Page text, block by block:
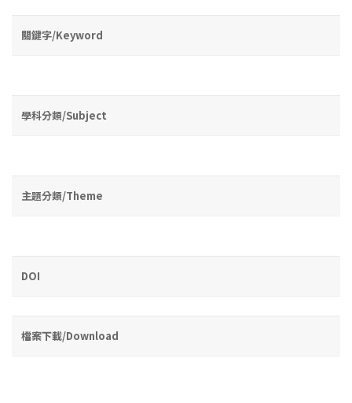
關鍵字/Keyword
學科分類/Subject
主題分類/Theme
DOI
檔案下載/Download